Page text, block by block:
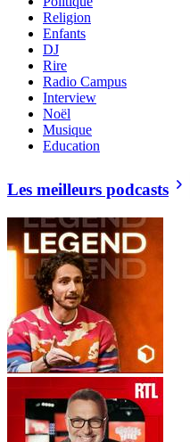
Religion
Enfants
DJ
Rire
Radio Campus
Interview
Noël
Musique
Education
Les meilleurs podcasts